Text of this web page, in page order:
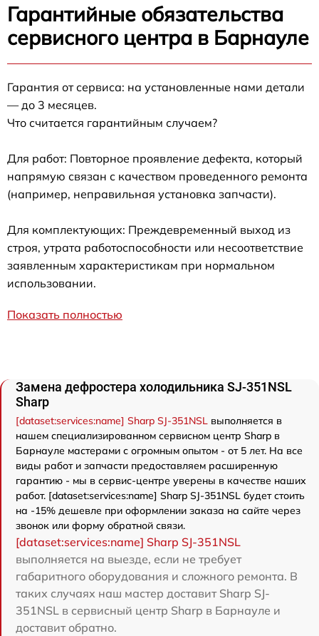
Гарантийные обязательства
сервисного центра в Барнауле
Гарантия от сервиса: на установленные нами детали
— до 3 месяцев.
Что считается гарантийным случаем?
Для работ: Повторное проявление дефекта, который
напрямую связан с качеством проведенного ремонта
(например, неправильная установка запчасти).
Для комплектующих: Преждевременный выход из
строя, утрата работоспособности или несоответствие
заявленным характеристикам при нормальном
использовании.
Показать полностью
Замена дефростера холодильника SJ-351NSL
Sharp
[dataset:services:name] Sharp SJ-351NSL выполняется в
нашем специализированном сервисном центр Sharp в
Барнауле мастерами с огромным опытом - от 5 лет. На все
виды работ и запчасти предоставляем расширенную
гарантию - мы в сервис-центре уверены в качестве наших
работ. [dataset:services:name] Sharp SJ-351NSL будет стоить
на -15% дешевле при оформлении заказа на сайте через
звонок или форму обратной связи.
[dataset:services:name] Sharp SJ-351NSL
выполняется на выезде, если не требует
габаритного оборудования и сложного ремонта. В
таких случаях наш мастер доставит Sharp SJ-
351NSL в сервисный центр Sharp в Барнауле и
доставит обратно.